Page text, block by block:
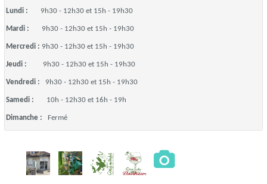
Lundi : 9h30 - 12h30 et 15h - 19h30
Mardi : 9h30 - 12h30 et 15h - 19h30
Mercredi : 9h30 - 12h30 et 15h - 19h30
Jeudi : 9h30 - 12h30 et 15h - 19h30
Vendredi : 9h30 - 12h30 et 15h - 19h30
Samedi : 10h - 12h30 et 16h - 19h
Dimanche : Fermé